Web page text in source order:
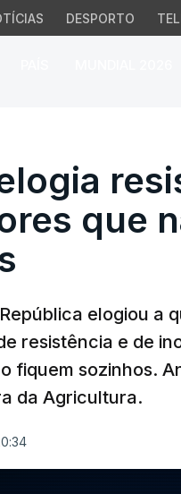
DESPORTO
que
elogiou a
resistência e de
fiquem sozinhos.
da Agricultura.